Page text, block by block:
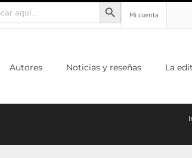
Mi cuenta
Autores Noticias y reseñas La